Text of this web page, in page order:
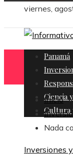
viernes,
Panamá
Ciencia
Cultura
Inicio
Nada
Inversiones